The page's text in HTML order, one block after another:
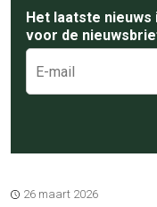
Het laatste nieuws
voor de
26 maart 2026